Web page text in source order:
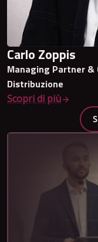
Carlo Zoppis
Managing Partner &
Distribuzione
Scopri di più